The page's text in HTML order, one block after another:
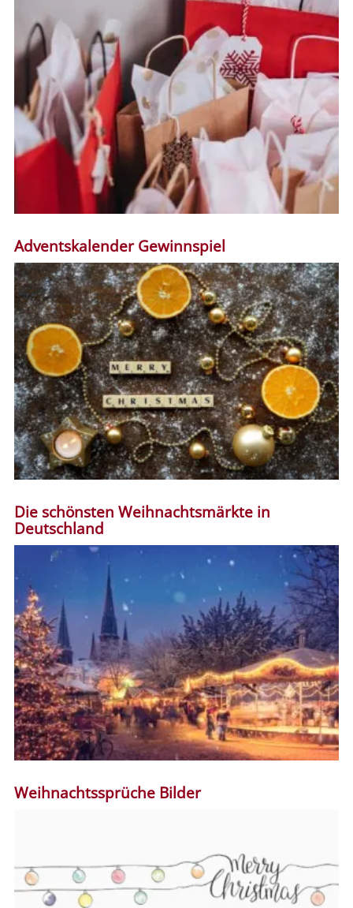
Adventskalender Gewinnspiel
Die schönsten Weihnachtsmärkte in
Deutschland
Weihnachtssprüche Bilder